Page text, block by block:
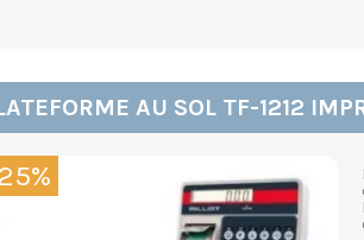
AU SOL TF-1212